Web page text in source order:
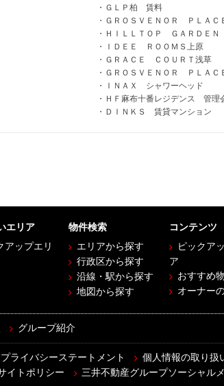
ＧＬＰ柏 賃料
ＧＲＯＳＶＥＮＯＲ ＰＬＡＣ
ＨＩＬＬＴＯＰ ＧＡＲＤＥ
ＩＤＥＥ ＲＯＯＭＳ上原
ＧＲＡＣＥ ＣＯＵＲＴ浅草
ＧＲＯＳＶＥＮＯＲ ＰＬＡＣ
ＩＮＡＸ シャワーヘッド
ＨＦ麻布十番レジデンス 管理
ＤＩＮＫＳ 賃貸マンション
エリア
アップエリ
物件検索
エリアから探す
行政区から探す
沿線・駅から探す
地図から探す
コンテンツ
ピックア
ア
おすすめ
オーナー
グループ紹介
プライバシーステートメント
個人情報の取り扱
イトポリシー 三井不動産グループソーシャル